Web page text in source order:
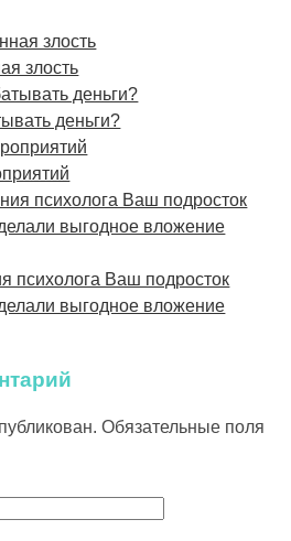
злость
деньги?
психолога Ваш подросток
выгодное вложение
Обязательные поля